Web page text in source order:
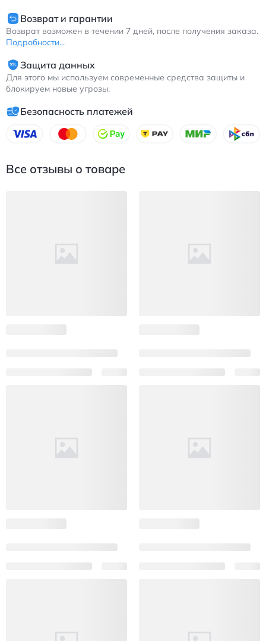
Возврат и гарантии
Возврат возможен в течении 7 дней, после получения заказа.
Подробности...
Защита данных
Для этого мы используем современные средства защиты и
блокируем новые угрозы.
Безопасность платежей
Все отзывы о товаре